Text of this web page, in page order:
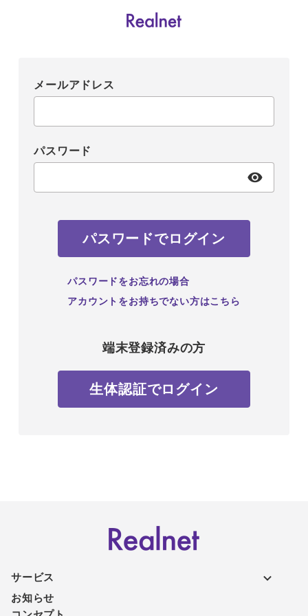
メールアドレス
パスワード
パスワードでログイン
パスワードをお忘れの場合
アカウントをお持ちでない方はこちら
端末登録済みの方
生体認証でログイン
サービス
お知らせ